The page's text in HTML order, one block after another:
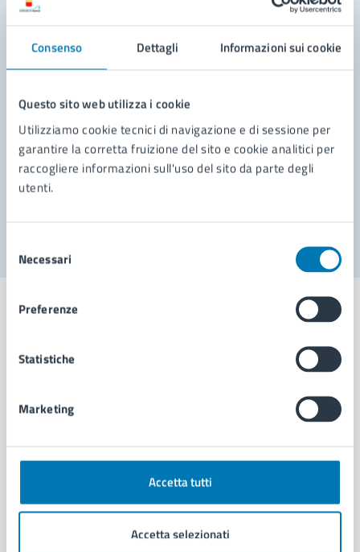
Consenso Dettagli Informazioni sui cookie
Questo sito web utilizza i cookie
Utilizziamo cookie tecnici di navigazione e di sessione per
garantire la corretta fruizione del sito e cookie analitici per
raccogliere informazioni sull'uso del sito da parte degli
utenti.
delNecessari
Preferenze
Statistiche
Marketing
Accetta tutti
Accetta selezionati
Leggi le domande frequenti
Richiedi assistenza
Prenota appuntamento
Problemi in città
Comune di Napoli
AMMINISTRAZIONE
Organi di governo
Enti e fondazioni